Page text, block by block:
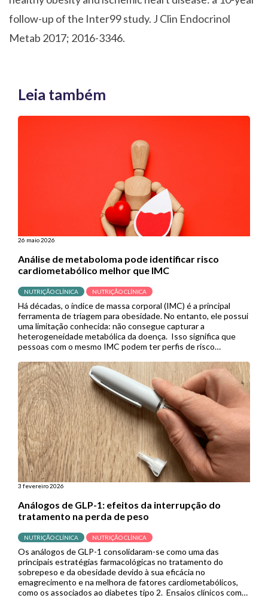
follow-up of the Inter99study. J Clin Endocrinol
Metab 2017; 2016-3346.
Leia também
26 maio 2026
Análise de metaboloma pode identificar risco
cardiometabólico melhor que IMC
NUTRIÇÃO CLÍNICA NUTRIÇÃO CLÍNICA
Há décadas, o índice de massa corporal (IMC) é a principal
ferramenta de triagem para obesidade. No entanto, ele possui
uma limitação conhecida: não consegue capturar a
heterogeneidade metabólica da doença. Isso significa que
pessoas com o mesmo IMC podem ter perfis de risco
acabam sem diagnóstico ou tratamento […]
3 fevereiro 2026
Análogos de GLP-1: efeitos da interrupção do
tratamento na perda de peso
NUTRIÇÃO CLÍNICA NUTRIÇÃO CLÍNICA
Os análogos de GLP-1 consolidaram-se como uma das
principais estratégias farmacológicas no tratamento do
sobrepeso e da obesidade devido à sua eficácia no
emagrecimento e na melhora de fatores cardiometabólicos,
como os associados ao diabetes tipo 2. Ensaios clínicos com